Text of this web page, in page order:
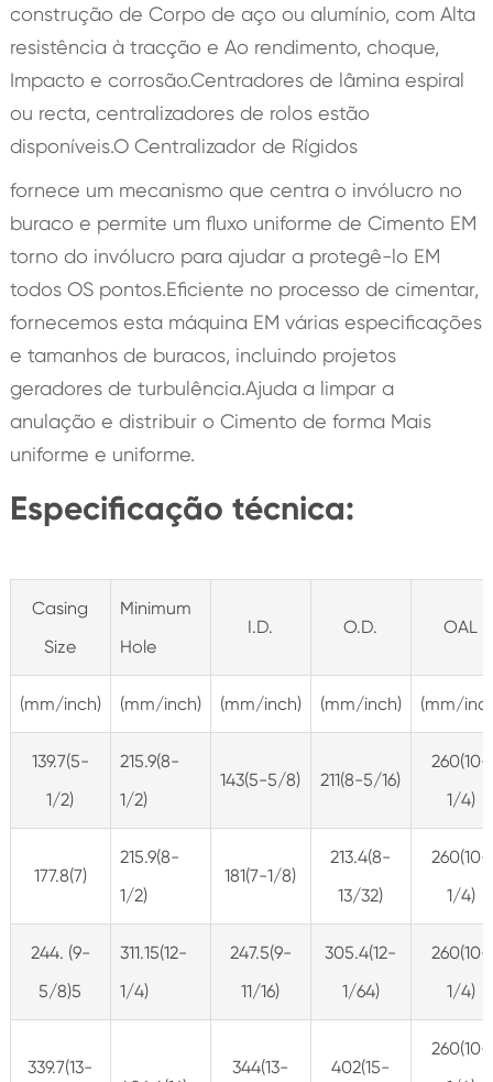
construção de Corpo de aço ou alumínio, com Alta
resistência à tracção e Ao rendimento, choque,
Impacto e corrosão.Centradores de lâmina espiral
ou recta, centralizadores de rolos estão
disponíveis.O Centralizador de Rígidos
fornece um mecanismo que centra o invólucro no
buraco e permite um fluxo uniforme de Cimento EM
torno do invólucro para ajudar a protegê-lo EM
todos OS pontos.Eficiente no processo de cimentar,
fornecemos esta máquina EM várias especificações
e tamanhos de buracos, incluindo projetos
geradores de turbulência.Ajuda a limpar a
anulação e distribuir o Cimento de forma Mais
uniforme e uniforme.
Especificação técnica:
Casing
Size
Minimum
Hole
I.D. O.D. OAL
(mm/inch) (mm/inch) (mm/inch) (mm/inch) (mm/
139.7(5-
1/2)
215.9(8-
1/2)
143(5-5/8) 211(8-5/16)
260(10-
1/4)
177.8(7)
215.9(8-
1/2)
181(7-1/8)
213.4(8-
13/32)
260(10-
1/4)
244. (9-
5/8)5
311.15(12-
1/4)
247.5(9-
11/16)
305.4(12-
1/64)
260(10-
1/4)
339.7(13-
344(13- 402(15-
260(10-